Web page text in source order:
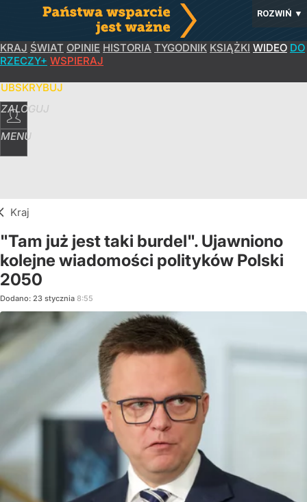
ROZWIŃ ▼
KRAJ ŚWIAT OPINIE HISTORIA TYGODNIK KSIĄŻKI WIDEO DO
RZECZY+ WSPIERAJ
ZALOGUJ
MENU
Kraj
"Tam już jest taki burdel". Ujawniono
kolejne wiadomości polityków Polski
2050
Dodano: 23 stycznia 8:55